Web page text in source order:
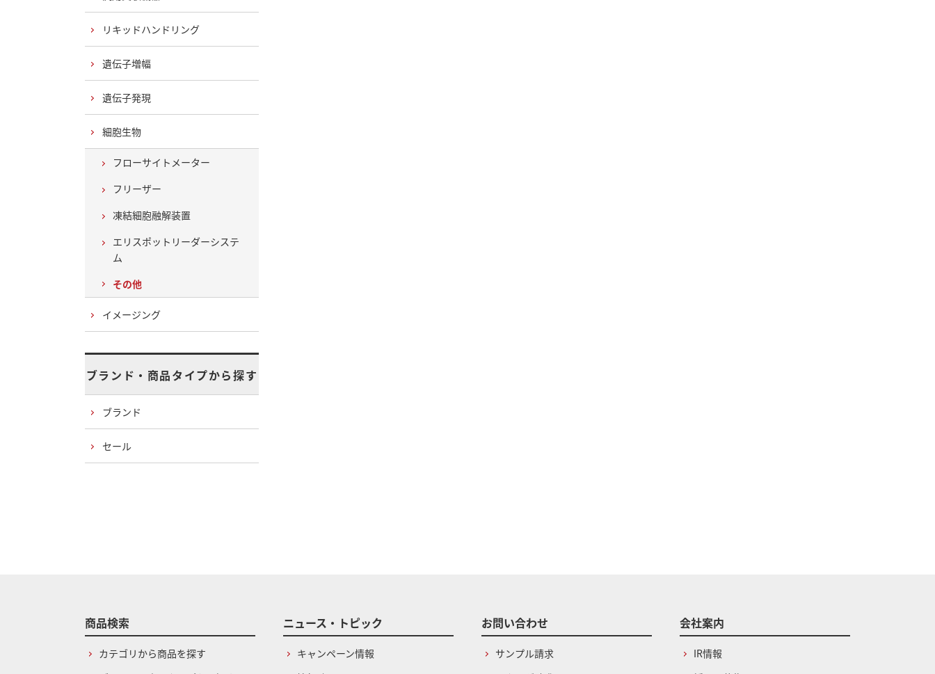
リキッドハンドリング
遺伝子増幅
遺伝子発現
細胞生物
フローサイトメーター
フリーザー
凍結細胞融解装置
エリスポットリーダーシステ
ム
その他
イメージング
ブランド・商品タイプから探す
ブランド
セール
商品検索
カテゴリから商品を探す
ニュース・トピック
キャンペーン情報
お問い合わせ
サンプル請求
会社案内
IR情報